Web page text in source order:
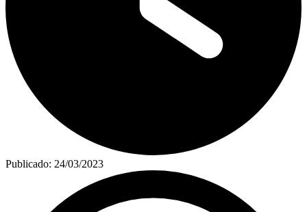
Publicado: 24/03/2023